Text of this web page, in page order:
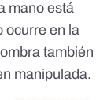
mano está
ocurre en la
también
manipulada.